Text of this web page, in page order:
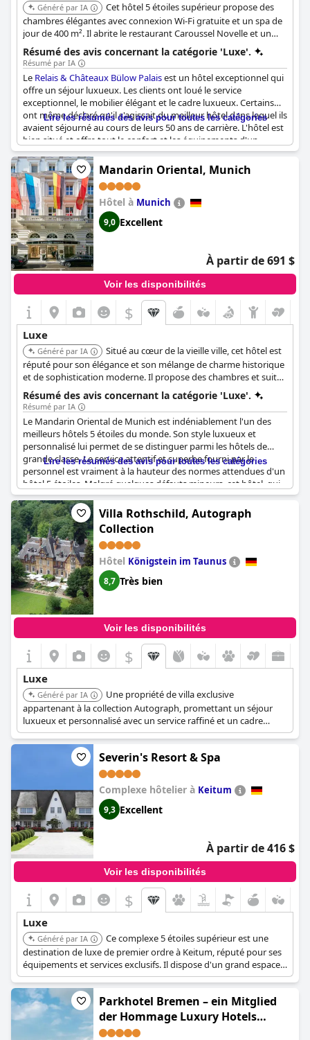
Généré par IA
Cet hôtel 5 étoiles supérieur propose des
chambres élégantes avec connexion Wi-Fi gratuite et un spa de
jour de 400 m². Il abrite le restaurant Caroussel Novelle et un
fumoir à cigares. Chaque chambre est décorée individuellement
avec des œuvres d'art originales et offre des équipements
modernes, alliant luxe et confort dans le quartier baroque de
Dresde.
Résumé des avis concernant la catégorie 'Luxe'.
Résumé par IA
Le Relais & Châteaux Bülow Palaisest un hôtel exceptionnel qui
offre un séjour luxueux. Les clients ont loué le service
exceptionnel, le mobilier élégant et le cadre luxueux. Certains
ont même déclaré qu'il s'agissait du meilleur hôtel dans lequel ils
avaient séjourné au cours de leurs 50 ans de carrière. L'hôtel est
bien situé et offre tout le confort et les équipements d'un
établissement cinq étoiles. Il est parfait pour un séjour en ville
avec des proches ou un voyage en solitaire. Certains clients l'ont
trouvé plus cher, mais pour d'autres, il valait chaque centime.
L'hôtel est magnifiquement conçu et ses clients ne tarissent pas
d'éloges à son sujet. C'est vraiment l'exemple parfait d'un hôtel
cinq étoiles.
Lire les résumés des avis pour toutes les catégories
Mandarin Oriental, Munich
Hôtel à Munich
9,0 Excellent
À partir de 691 $
Voir les disponibilités
$
Luxe
Généré par IA
Situé au cœur de la vieille ville, cet hôtel est
réputé pour son élégance et son mélange de charme historique
et de sophistication moderne. Il propose des chambres et suites
luxueusement meublées, une terrasse sur le toit avec vue
panoramique sur la ville et une piscine, un restaurant japonais-
péruvien et un bar. Certaines suites présentent des
caractéristiques uniques comme des salons circulaires ou des
chambres rondes, et la Suite Présidentielle comprend une
terrasse enveloppante et une salle de bain avec hammam et
jacuzzi.
Résumé des avis concernant la catégorie 'Luxe'.
Résumé par IA
Le Mandarin Oriental de Munich est indéniablement l'un des
meilleurs hôtels 5 étoiles du monde. Son style luxueux et
personnalisé lui permet de se distinguer parmi les hôtels de
grande classe. Le service attentif et superbe fourni par le
personnel est vraiment à la hauteur des normes attendues d'un
hôtel 5 étoiles. Malgré quelques défauts mineurs, cet hôtel, qui
respire le luxe absolu, vaut vraiment la peine d'être revisité. Quoi
qu'il en soit, c'est un hôtel qui vous donnera l'impression d'être
choyé et décadent, même si une simple demande comme le jus
d'orange n'était pas disponible.
Lire les résumés des avis pour toutes les catégories
Villa Rothschild, Autograph
Collection
Hôtel Königstein im Taunus
8,7 Très bien
Voir les disponibilités
$
Luxe
Généré par IA
Une propriété de villa exclusive
appartenant à la collection Autograph, promettant un séjour
luxueux et personnalisé avec un service raffiné et un cadre
élégant.
Severin's Resort & Spa
Complexe hôtelier à Keitum
9,3 Excellent
À partir de 416 $
Voir les disponibilités
$
Luxe
Généré par IA
Ce complexe 5 étoiles supérieur est une
destination de luxe de premier ordre à Keitum, réputé pour ses
équipements et services exclusifs. Il dispose d'un grand espace
spa avec diverses saunas et une piscine, de plusieurs
restaurants dont un étoilé au Michelin, et propose des
chambres, suites et appartements avec services luxueux offrant
intimité et service hôtelier.
Parkhotel Bremen – ein Mitglied
der Hommage Luxury Hotels
Collection